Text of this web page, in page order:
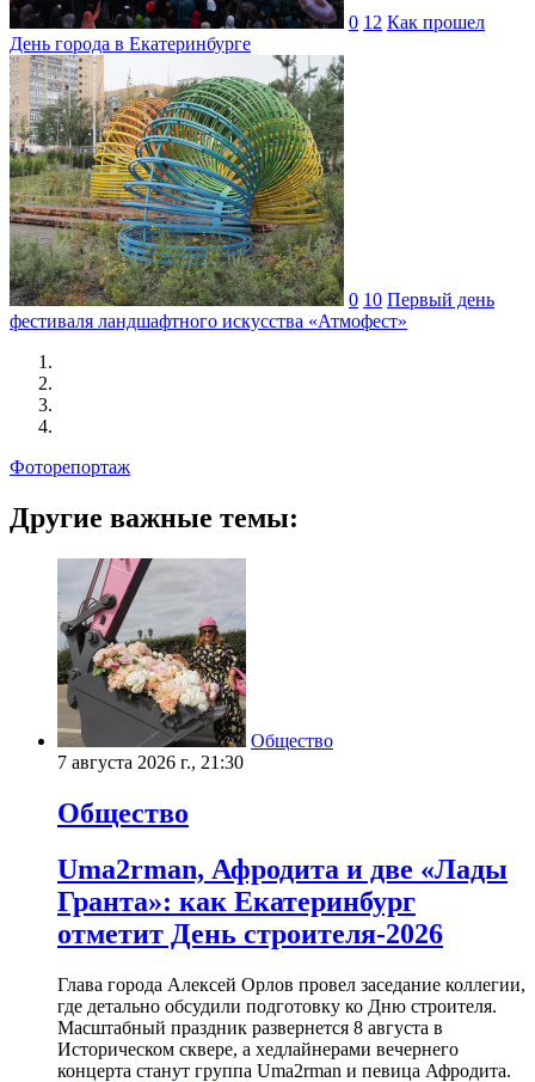
0 12 Как прошел
День города в Екатеринбурге
0 10 Первый день
фестиваля ландшафтного искусства «Атмофест»
Фоторепортаж
Другие важные темы:
Общество
7 августа 2026 г., 21:30
Общество
Uma2rman, Афродита и две «Лады
Гранта»: как Екатеринбург
отметит День строителя-2026
Глава города Алексей Орлов провел заседание коллегии,
где детально обсудили подготовку ко Дню строителя.
Масштабный праздник развернется 8 августа в
Историческом сквере, а хедлайнерами вечернего
концерта станут группа Uma2rman и певица Афродита.